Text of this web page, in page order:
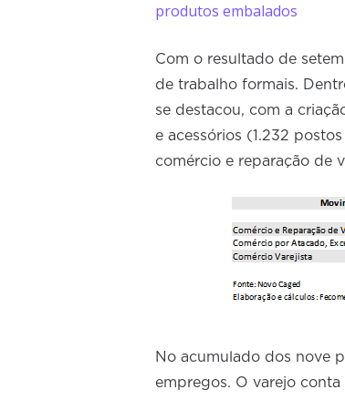
produtos embalados
Com o resultado de
de trabalho formais.
se destacou, com a
e acessórios (1.232
comércio e reparação de
No acumulado dos nove
empregos. O varejo